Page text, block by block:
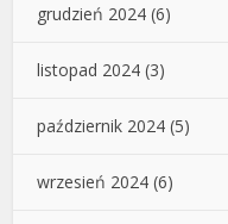
grudzień 2024 (6)
listopad 2024 (3)
październik 2024 (5)
wrzesień 2024 (6)